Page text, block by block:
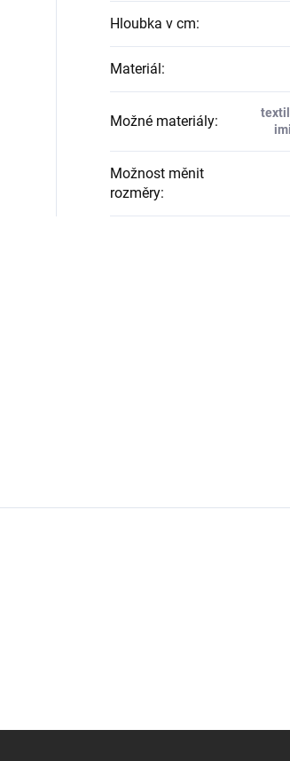
Hloubka v cm:
Materiál:
Možné materiály:
Možnost měnit
rozměry: